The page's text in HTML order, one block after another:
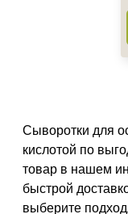
Азелаиновая
Аллантоин
Алоэ
Показать еще
Сыворотки для
кислотой по
товар в нашем
быстрой
выберите